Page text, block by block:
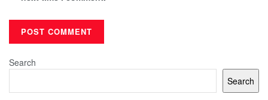
Search
Search